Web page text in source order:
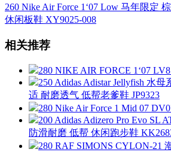
260 Nike Air Force 1‘07 Low 马年限定
休闲板鞋 XY9025-008
相关推荐
280 NIKE AIR FORCE 1‘07 LV8
250 Adidas Adistar Jellyfish 水
适 耐磨透气 低帮老爹鞋 JP9323
280 Nike Air Force 1 Mid 07
200 Adidas Adizero Pro Evo SL
防滑耐磨 低帮 休闲跑步鞋
280 RAF SIMONS CYLON-21